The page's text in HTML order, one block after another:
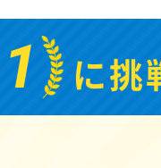
に挑